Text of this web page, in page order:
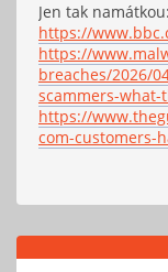
Jen tak namátkou:
https://
https://
breaches/2026/
scammers-what-
https://
com-customers-